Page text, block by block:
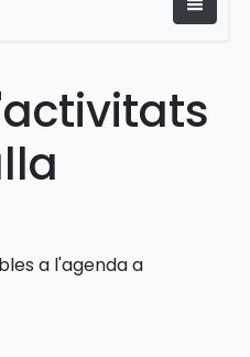
a l'agenda a